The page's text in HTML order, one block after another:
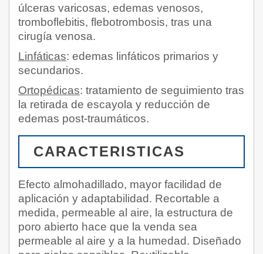
úlceras varicosas, edemas venosos,
tromboflebitis, flebotrombosis, tras una
cirugía venosa.
Linfáticas: edemas linfáticos primarios y
secundarios.
Ortopédicas: tratamiento de seguimiento tras
la retirada de escayola y reducción de
edemas post-traumáticos.
CARACTERISTICAS
Efecto almohadillado, mayor facilidad de
aplicación y adaptabilidad. Recortable a
medida, permeable al aire, la estructura de
poro abierto hace que la venda sea
permeable al aire y a la humedad. Diseñado